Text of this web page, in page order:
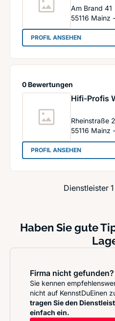
Am Brand 41
55116 Mainz
PROFIL ANSEHEN: Saturn
Hifi-Profis
Rheinstraße 2
55116 Mainz
0 Bewertungen
PROFIL ANSEHEN: Hifi-Profis
Dienstleister
Haben Sie gute
Firma nicht gefunden?
Sie kennen
nicht auf KennstDuEinen
tragen Sie den
einfach ein.